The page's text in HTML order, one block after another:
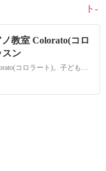
ト-
教室 Colorato(コロ
スン